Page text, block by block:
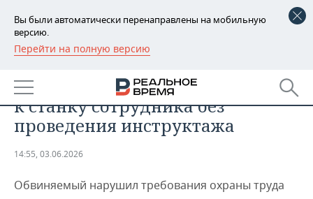
Вы были автоматически перенаправлены на мобильную
версию.
Перейти на полную версию
РЕГИОНЫ
БАШКОРТОСТАН
ТАТАРСТАН
НОВОСТИ
АНАЛИТИКА
ДЕКЛАРАЦИИ О ДОХОДАХ
НОВОСТИ ЭКОНОМИКИ
ПРОМЫШЛЕННОСТЬ
Татарстанца ждет суд за допуск
к станку сотрудника без
проведения инструктажа
14:55, 03.06.2026
Обвиняемый нарушил требования охраны труда